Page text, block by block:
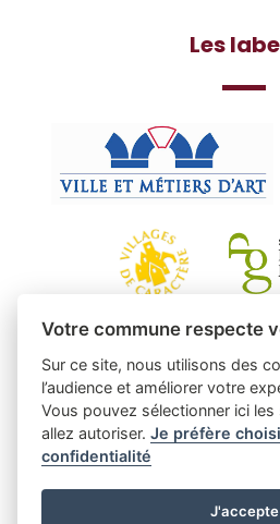
Les
Votre commune respecte
Sur ce site, nous utilisons des
l’audience et améliorer votre
Vous pouvez sélectionner ici
allez autoriser.Je préfère
confidentialité
J'accepte